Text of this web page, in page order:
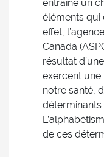
entrainé un
éléments qui
effet,
Canada
résultat
exercent
notre santé,
déterminants
de ces